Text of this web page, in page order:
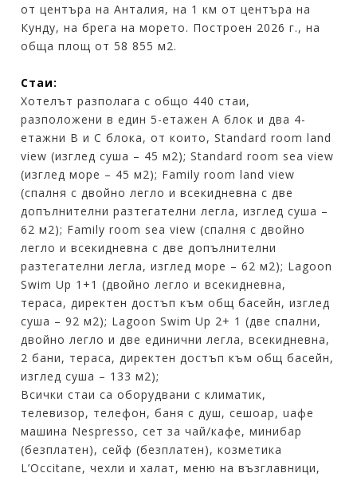
от центъра на Анталия, на 1 км от центъра на
Кунду, на брега на морето. Построен 2026 г., на
обща площ от 58 855 м2.
Стаи:
Хотелът разполага с общо 440 стаи,
разположени в един 5-етажен А блок и два 4-
етажни B и C блока, от които, Standard room land
view (изглед суша – 45 м2); Standard room sea view
(изглед море – 45 м2); Family room land view
(спалня с двойно легло и всекидневна с две
допълнителни разтегателни легла, изглед суша –
62 м2); Family room sea view (спалня с двойно
легло и всекидневна с две допълнителни
разтегателни легла, изглед море – 62 м2); Lagoon
Swim Up 1+1 (двойно легло и всекидневна,
тераса, директен достъп към общ басейн, изглед
суша – 92 м2); Lagoon Swim Up 2+ 1 (две спални,
двойно легло и две единични легла, всекидневна,
2 бани, тераса, директен достъп към общ басейн,
изглед суша – 133 м2);
Всички стаи са оборудвани с климатик,
телевизор, телефон, баня с душ, сешоар, uафе
машина Nespresso, сет за чай/кафе, минибар
(безплатен), сейф (безплатен), козметика
L’Occitane, чехли и халат, меню на възглавници,